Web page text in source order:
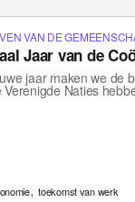
VAN DE
Jaar van de
jaar maken we de
Verenigde Naties
,toekomst van werk